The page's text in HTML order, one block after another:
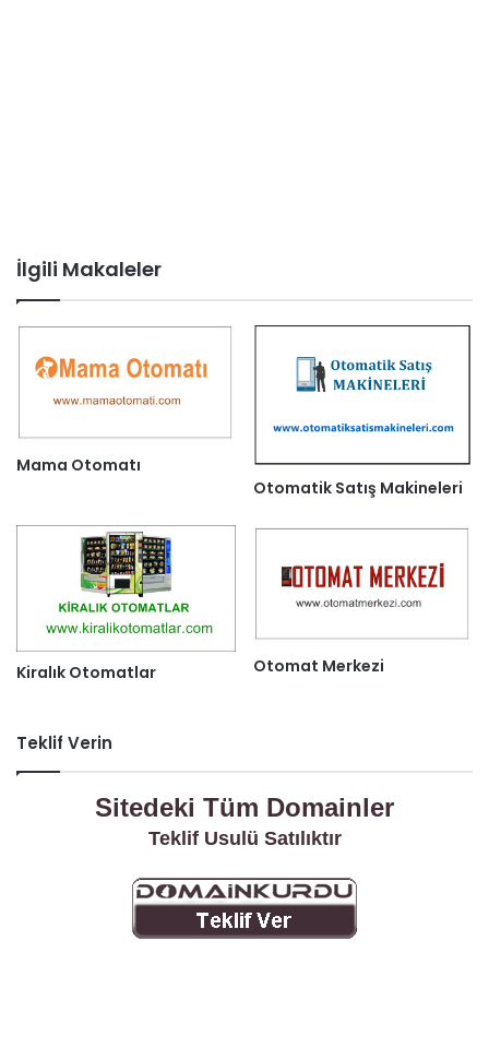
İlgili Makaleler
Mama Otomatı
Otomatik Satış Makineleri
Kiralık Otomatlar Otomat Merkezi
Teklif Verin
Sitedeki Tüm Domainler
Teklif Usulü Satılıktır